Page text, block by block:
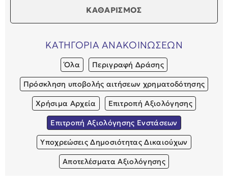
ΚΑΘΑΡΙΣΜΟΣ
ΚΑΤΗΓΟΡΙΑ ΑΝΑΚΟΙΝΩΣΕΩΝ
Όλα Περιγραφή Δράσης
Πρόσκληση υποβολής αιτήσεων χρηματοδότησης
Χρήσιμα Αρχεία Επιτροπή Αξιολόγησης
Επιτροπή Αξιολόγησης Ενστάσεων
Υποχρεώσεις Δημοσιότητας Δικαιούχων
Αποτελέσματα Αξιολόγησης